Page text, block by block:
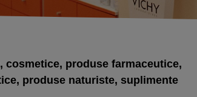
cosmetice, produse farmaceutice,
produse naturiste, suplimente